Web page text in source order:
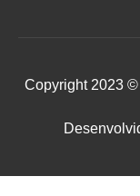
Copyright 2023 ©